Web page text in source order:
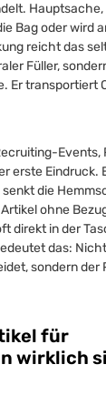
Hauptsache,
Bag oder wird
reicht das
Füller,
Er transportiert
Events,
erste Eindruck.
die
ohne
direkt in der
das:
sondern der
für
wirklich